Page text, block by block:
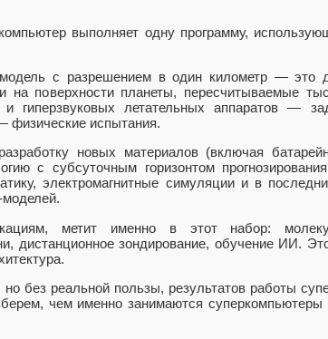
выполняет одну программу,
модель с разрешением в один километр — это
на поверхности планеты, пересчитываемые
и гиперзвуковых летательных аппаратов —
физические испытания.
новых материалов (включая
с субсуточным горизонтом
электромагнитные симуляции и в
метит именно в этот набор:
дистанционное зондирование, обучение ИИ.
без реальной пользы, результатов работы
чем именно занимаются суперкомпьютеры